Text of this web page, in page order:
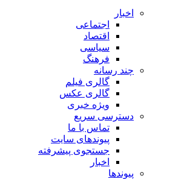
اخبار
اجتماعی
اقتصاد
سیاسی
فرهنگ
چند رسانه
گالری فیلم
گالری عکس
ویژه خبری
دسترسی سریع
تماس با ما
پیوندهای سایت
جستجوی پیشرفته
اخبار
پیوندها